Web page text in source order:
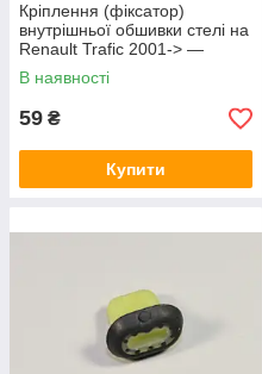
Кріплення (фіксатор)
внутрішньої обшивки стелі на
Renault Trafic 2001-> —
Renault Оригінал -
8200069173
В наявності
59 ₴
Купити